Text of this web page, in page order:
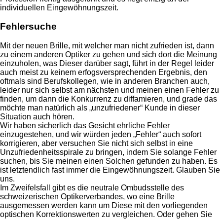
individuellen Eingewöhnungszeit.
Fehlersuche
Mit der neuen Brille, mit welcher man nicht zufrieden ist, dann
zu einem anderen Optiker zu gehen und sich dort die Meinung
einzuholen, was Dieser darüber sagt, führt in der Regel leider
auch meist zu keinem erfogsversprechenden Ergebnis, den
oftmals sind Berufskollegen, wie in anderen Branchen auch,
leider nur sich selbst am nächsten und meinen einen Fehler zu
finden, um dann die Konkurrenz zu diffamieren, und grade das
möchte man natürlich als „unzufriedener“ Kunde in dieser
Situation auch hören.
Wir haben sicherlich das Gesicht ehrliche Fehler
einzugestehen, und wir würden jeden „Fehler“ auch sofort
korrigieren, aber versuchen Sie nicht sich selbst in eine
Unzufriedenheitsspirale zu bringen, indem Sie solange Fehler
suchen, bis Sie meinen einen Solchen gefunden zu haben. Es
ist letztendlich fast immer die Eingewöhnungszeit. Glauben Sie
uns.
Im Zweifelsfall gibt es die neutrale Ombudsstelle des
schweizerischen Optikerverbandes, wo eine Brille
ausgemessen werden kann um Diese mit den vorliegenden
optischen Korrektionswerten zu vergleichen. Oder gehen Sie